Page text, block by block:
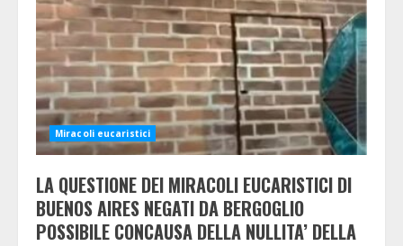
Miracoli eucaristici
LA QUESTIONE DEI MIRACOLI EUCARISTICI DI
BUENOS AIRES NEGATI DA BERGOGLIO
POSSIBILE CONCAUSA DELLA NULLITA’ DELLA